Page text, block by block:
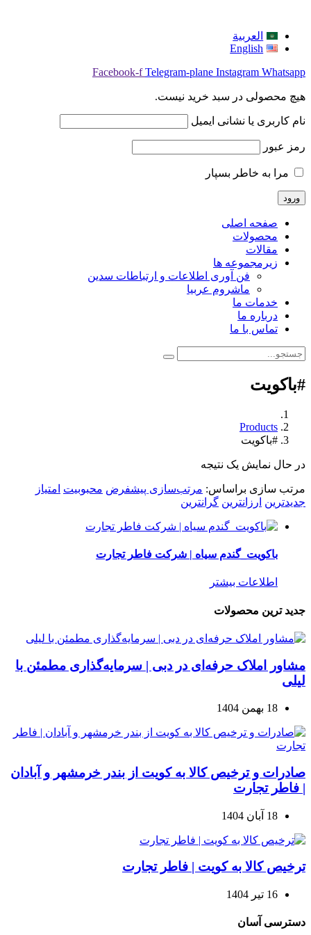
العربية
English
Facebook-f Telegram-plane Instagram Whatsapp
هیچ محصولی در سبد خرید نیست.
نام کاربری یا نشانی ایمیل
رمز عبور
مرا به خاطر بسپار
صفحه اصلی
محصولات
مقالات
زیرمجموعه ها
فن آوری اطلاعات و ارتباطات سدین
ماشروم عربيا
خدمات ما
درباره ما
تماس با ما
#باکویت
Products
#باکویت
در حال نمایش یک نتیجه
مرتب سازی براساس: مرتب‌سازی پیشفرض محبوبیت امتیاز
جدیدترین ارزانترین گرانترین
باکویت_گندم سیاه | شرکت فاطر تجارت
اطلاعات بیشتر
جدید ترین محصولات
مشاور املاک حرفه‌ای در دبی | سرمایه‌گذاری مطمئن با
لیلی
18 بهمن 1404
صادرات و ترخیص کالا به کویت از بندر خرمشهر و آبادان
| فاطر تجارت
18 آبان 1404
ترخیص کالا به کویت | فاطر تجارت
16 تیر 1404
دسترسی آسان